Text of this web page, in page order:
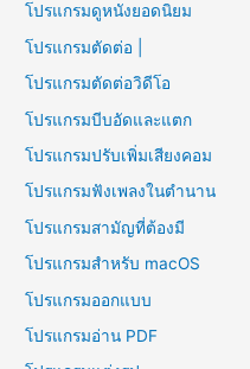
โปรแกรมดูหนังยอดนิยม
โปรแกรมตัดต่อ |
โปรแกรมตัดต่อวิดีโอ
โปรแกรมบีบอัดและแตก
โปรแกรมปรับเพิ่มเสียงคอม
โปรแกรมฟังเพลงในตำนาน
โปรแกรมสามัญที่ต้องมี
โปรแกรมสำหรับ macOS
โปรแกรมออกแบบ
โปรแกรมอ่าน PDF